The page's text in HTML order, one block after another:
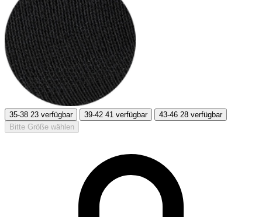
35-38 23 verfügbar 39-42 41 verfügbar 43-46 28 verfügbar
Bitte Größe wählen